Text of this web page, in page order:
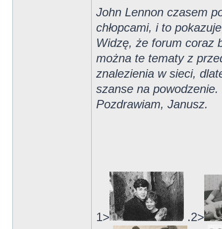
John Lennon czasem
chłopcami, i to
Widzę, że forum coraz
można te tematy z
znalezienia w sieci,
szanse na powodzenie.
Pozdrawiam, Janusz.
1> .2>